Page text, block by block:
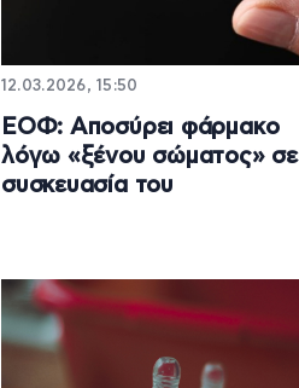
12.03.2026, 15:50
ΕΟΦ: Aποσύρει φάρμακο
λόγω «ξένου σώματος» σε
συσκευασία του